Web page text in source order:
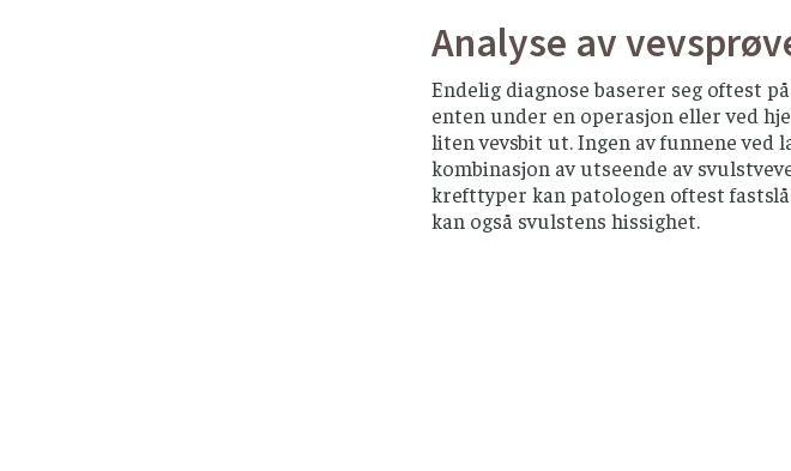
Analyse av
Endelig diagnose baserer seg oftest
enten under en operasjon eller ved
liten vevsbit ut. Ingen av funnene ved
kombinasjon av utseende av
krefttyper kan patologen oftest
kan også svulstens hissighet.